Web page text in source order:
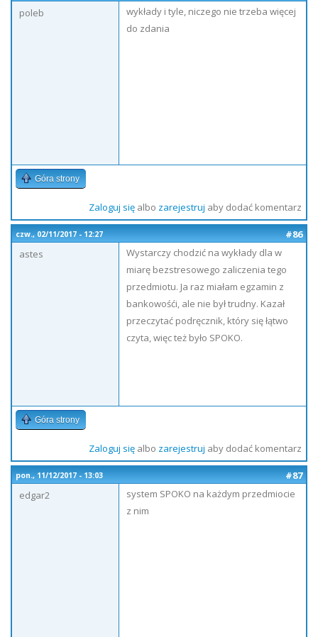
poleb
wykłady i tyle, niczego nie trzeba więcej
do zdania
Góra strony
Zaloguj sięalbo zarejestruj aby dodać komentarz
czw., 02/11/2017 - 12:27
#86
astes
Wystarczy chodzić na wykłady dla w
miarę bezstresowego zaliczenia tego
przedmiotu. Ja raz miałam egzamin z
bankowośći, ale nie był trudny. Kazał
przeczytać podręcznik, który się łątwo
czyta, więc też było SPOKO.
Góra strony
Zaloguj sięalbo zarejestruj aby dodać komentarz
pon., 11/12/2017 - 13:03
#87
edgar2
system SPOKO na każdym przedmiocie
z nim